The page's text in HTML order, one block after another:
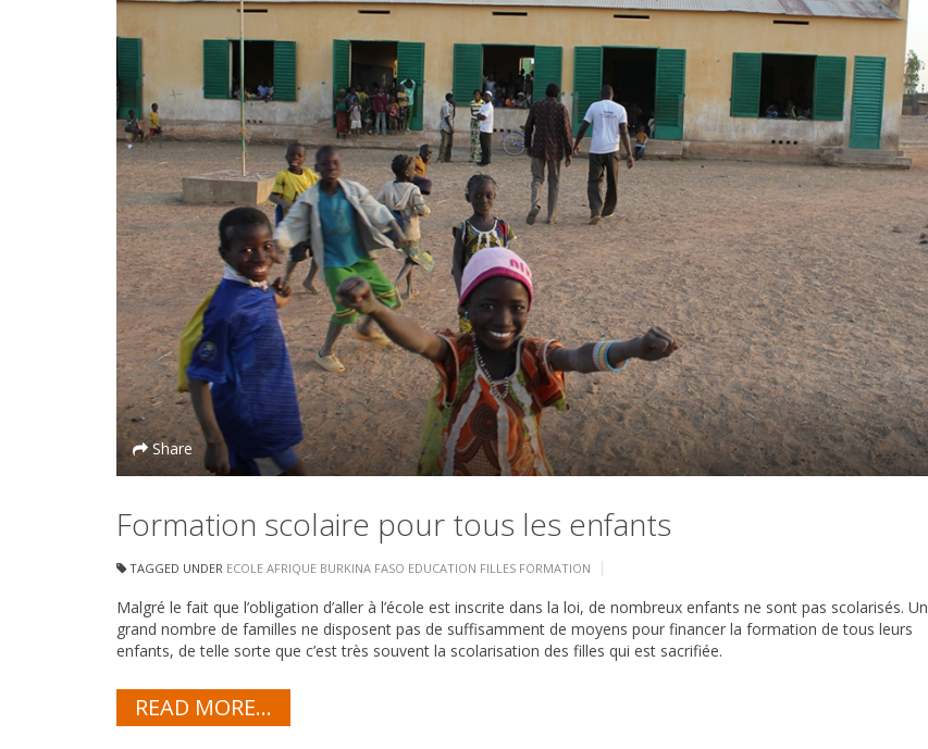
Share
Formation scolaire pour tous les enfants
TAGGED UNDER ECOLE AFRIQUE BURKINA FASO EDUCATION FILLES FORMATION
Malgré le fait que l’obligation d’aller à l’école est inscrite dans la loi, de nombreux enfants ne sont pas scolarisés. Un
grand nombre de familles ne disposent pas de suffisamment de moyens pour financer la formation de tous leurs
enfants, de telle sorte que c’est très souvent la scolarisation des filles qui est sacrifiée.
READ MORE...